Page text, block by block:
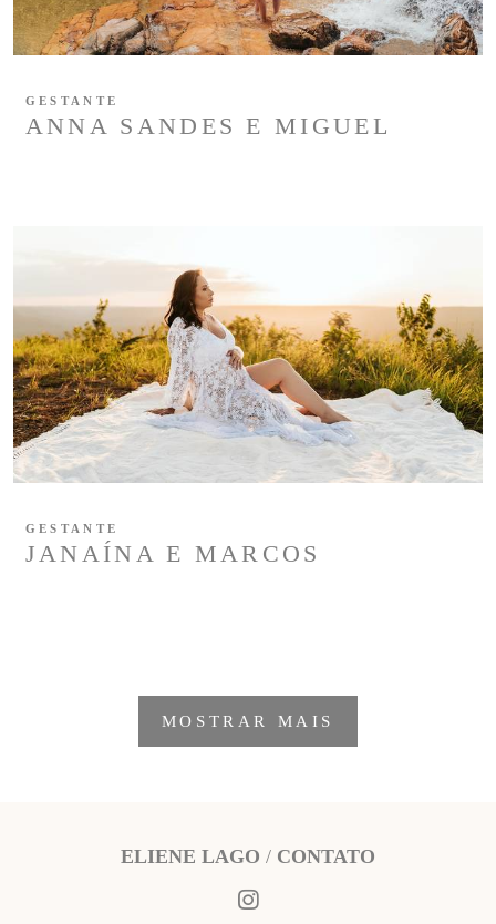
ANNA SANDES E MIGUEL
GESTANTE
JANAÍNA E MARCOS
GESTANTE
MOSTRAR MAIS
ELIENE LAGO / CONTATO